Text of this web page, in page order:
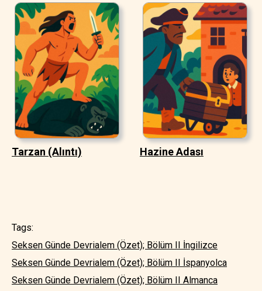
Tarzan (Alıntı) Hazine Adası
Tags:
Seksen Günde Devrialem (Özet); Bölüm II İngilizce
Seksen Günde Devrialem (Özet); Bölüm II İspanyolca
Seksen Günde Devrialem (Özet); Bölüm II Almanca